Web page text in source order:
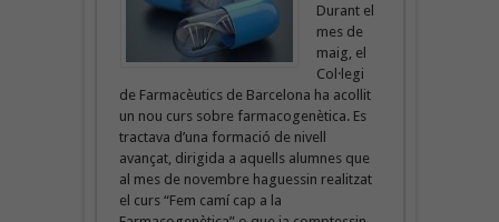
Durant el
mes de
maig, el
Col·legi
de Farmacèutics de Barcelona ha acollit
un nou curs sobre farmacogenètica. Es
tractava d’una formació de nivell
avançat, dirigida a aquells alumnes que
al mes de novembre haguessin realitzat
el curs “Fem camí cap a la